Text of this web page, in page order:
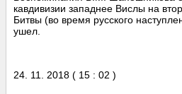
кавдивизии западнее Вислы на
Битвы (во время русского
ушел.
24. 11. 2018 ( 15 : 02 )